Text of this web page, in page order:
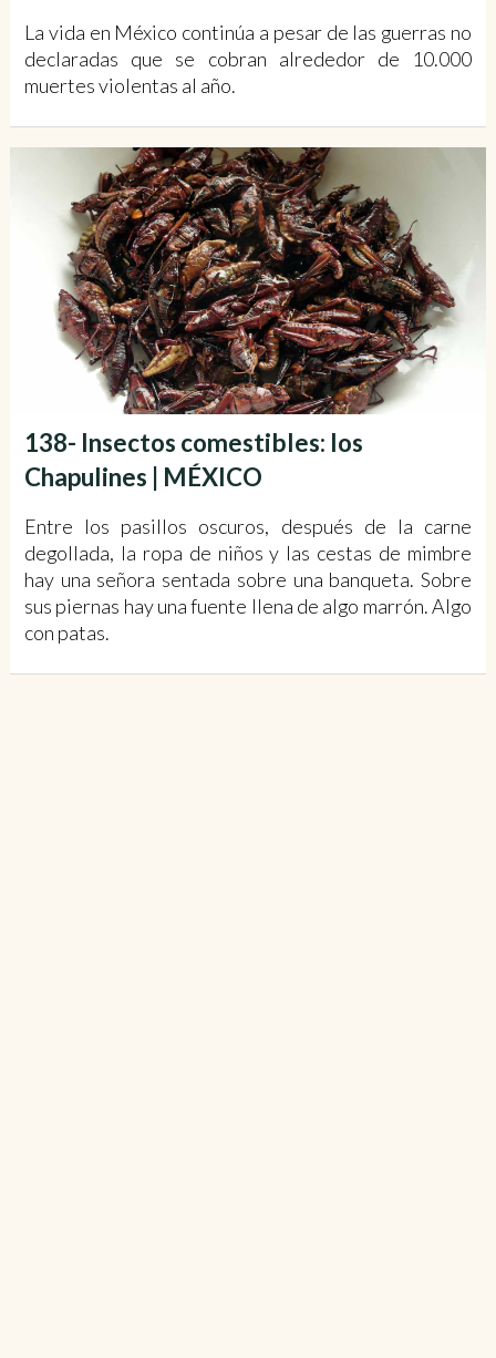
La vida en México continúa a pesar de las guerras no
declaradas que se cobran alrededor de 10.000
muertes violentas al año.
138- Insectos comestibles: los
Chapulines | MÉXICO
Entre los pasillos oscuros, después de la carne
degollada, la ropa de niños y las cestas de mimbre
hay una señora sentada sobre una banqueta. Sobre
sus piernas hay una fuente llena de algo marrón. Algo
con patas.